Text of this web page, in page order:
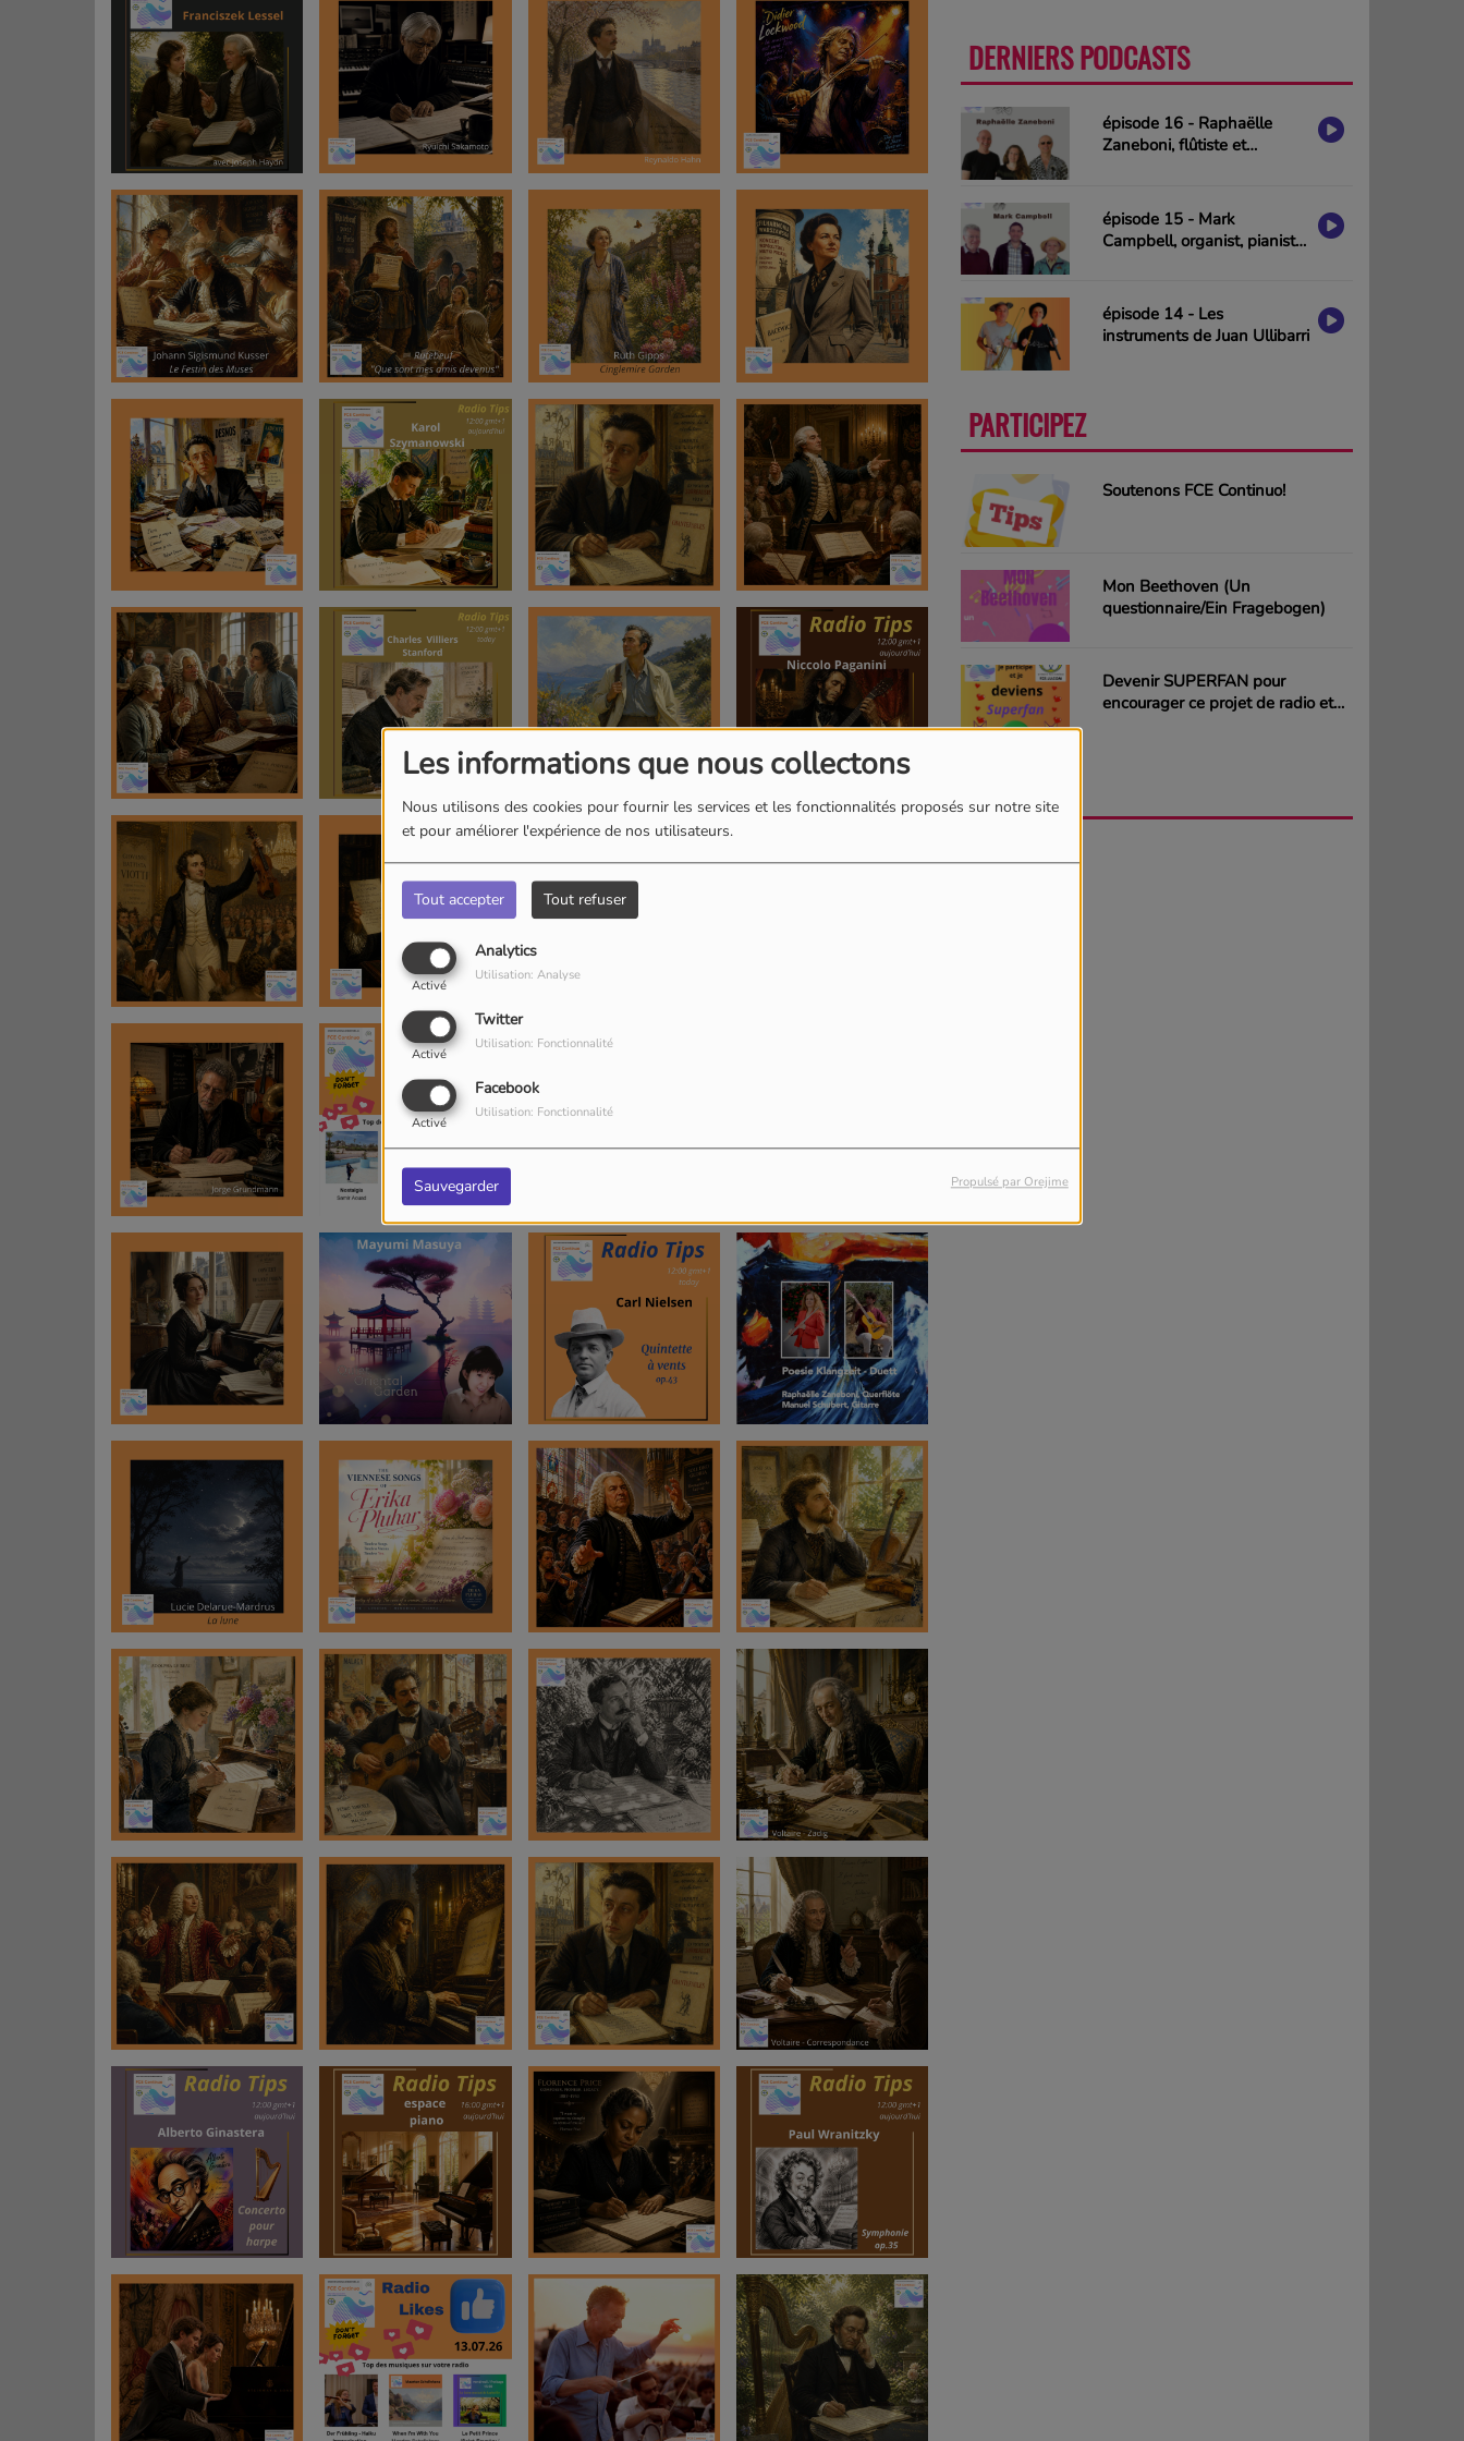
Les informations que nous collectons
Nous utilisons des cookies pour fournir les services et les fonctionnalités proposés sur notre site
et pour améliorer l'expérience de nos utilisateurs.
Tout accepter Tout refuser
Analytics
Activé
Utilisation: Analyse
Twitter
Activé
Utilisation: Fonctionnalité
Facebook
Activé
Utilisation: Fonctionnalité
Sauvegarder Propulsé par Orejime
DERNIERS PODCASTS
épisode 16 - Raphaëlle
Zaneboni, flûtiste et
épisode 15 - Mark
Campbell, organist, pianist
épisode 14 - Les
instruments de Juan Ullibarri
PARTICIPEZ
Soutenons FCE Continuo!
Mon Beethoven (Un
questionnaire/Ein Fragebogen)
Devenir SUPERFAN pour
encourager ce projet de radio et
AGENDA